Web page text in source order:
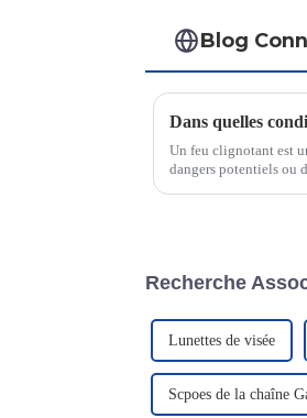
Blog
Un feu clignotant est
dangers potentiels ou
Recherche
Lunettes de visée
Scpoes de la chaîne